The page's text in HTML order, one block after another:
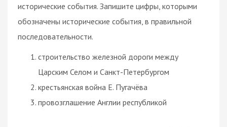
исторические события. Запишите цифры, которыми
обозначены исторические события, в правильной
последовательности.
строительство железной дороги между
Царским Селом и Санкт-Петербургом
крестьянская война Е. Пугачёва
провозглашение Англии республикой